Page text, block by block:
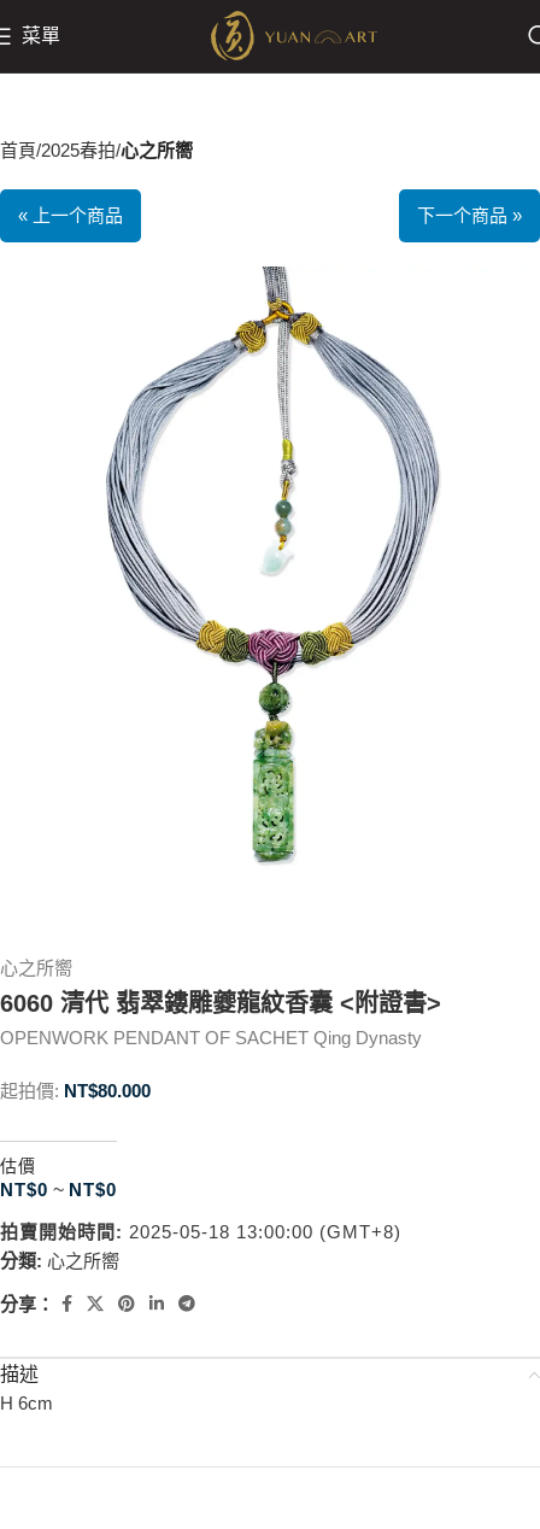
菜單
首頁 2025春拍 心之所嚮
« 上一个商品 下一个商品 »
心之所嚮
6060 清代 翡翠鏤雕夔龍紋香囊 <附證書>
OPENWORK PENDANT OF SACHET Qing Dynasty
起拍價: NT$80.000
估價
NT$0 ~ NT$0
拍賣開始時間: 2025-05-18 13:00:00 (GMT+8)
分類: 心之所嚮
分享：
描述
H 6cm